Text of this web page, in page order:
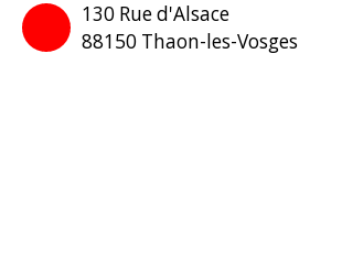
130 Rue d'Alsace
88150 Thaon-les-Vosges